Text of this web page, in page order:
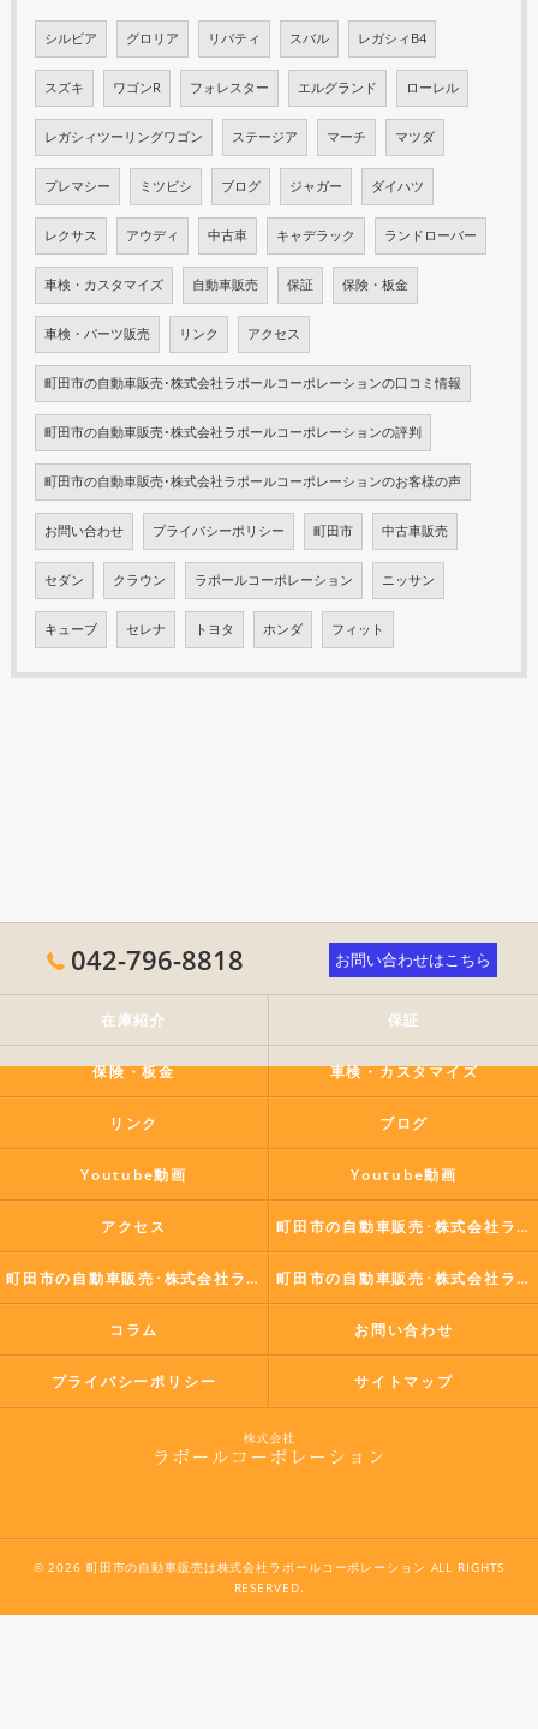
シルビア グロリア リバティ スバル レガシィB4
スズキ ワゴンR フォレスター エルグランド ローレル
レガシィツーリングワゴン ステージア マーチ マツダ
プレマシー ミツビシ ブログ ジャガー ダイハツ
レクサス アウディ 中古車 キャデラック ランドローバー
車検・カスタマイズ 自動車販売 保証 保険・板金
車検・パーツ販売 リンク アクセス
町田市の自動車販売･株式会社ラポールコーポレーションの口コミ情報
町田市の自動車販売･株式会社ラポールコーポレーションの評判
町田市の自動車販売･株式会社ラポールコーポレーションのお客様の声
お問い合わせ プライバシーポリシー 町田市 中古車販売
セダン クラウン ラポールコーポレーション ニッサン
キューブ セレナ トヨタ ホンダ フィット
042-796-8818 お問い合わせはこちら
在庫紹介 保証
保険・板金 車検・カスタマイズ
リンク ブログ
Youtube動画 Youtube動画
アクセス 町田市の自動車販売･株式会社ラポールコーポレーションの口コミ情報
町田市の自動車販売･株式会社ラポールコーポレーションの評判 町田市の自動車販売･株式会社ラポールコーポレーションのお客様の声
コラム お問い合わせ
プライバシーポリシー サイトマップ
© 2026 町田市の自動車販売は株式会社ラポールコーポレーション ALL RIGHTS
RESERVED.